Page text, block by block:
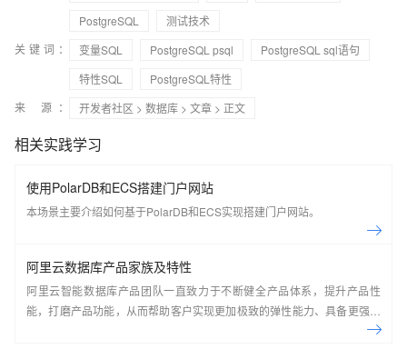
PostgreSQL
测试技术
关键词：
变量SQL PostgreSQL psql
PostgreSQL sql语句
特性SQL
PostgreSQL特性
来 源：
开发者社区 > 数据库 > 文章 > 正文
相关实践学习
使用PolarDB和ECS搭建门户网站
本场景主要介绍如何基于PolarDB和ECS实现搭建门户网站。
阿里云数据库产品家族及特性
阿里云智能数据库产品团队一直致力于不断健全产品体系，提升产品性
能，打磨产品功能，从而帮助客户实现更加极致的弹性能力、具备更强的
扩展能力、并利用云设施进一步降低企业成本。以云原生+分布式为核心